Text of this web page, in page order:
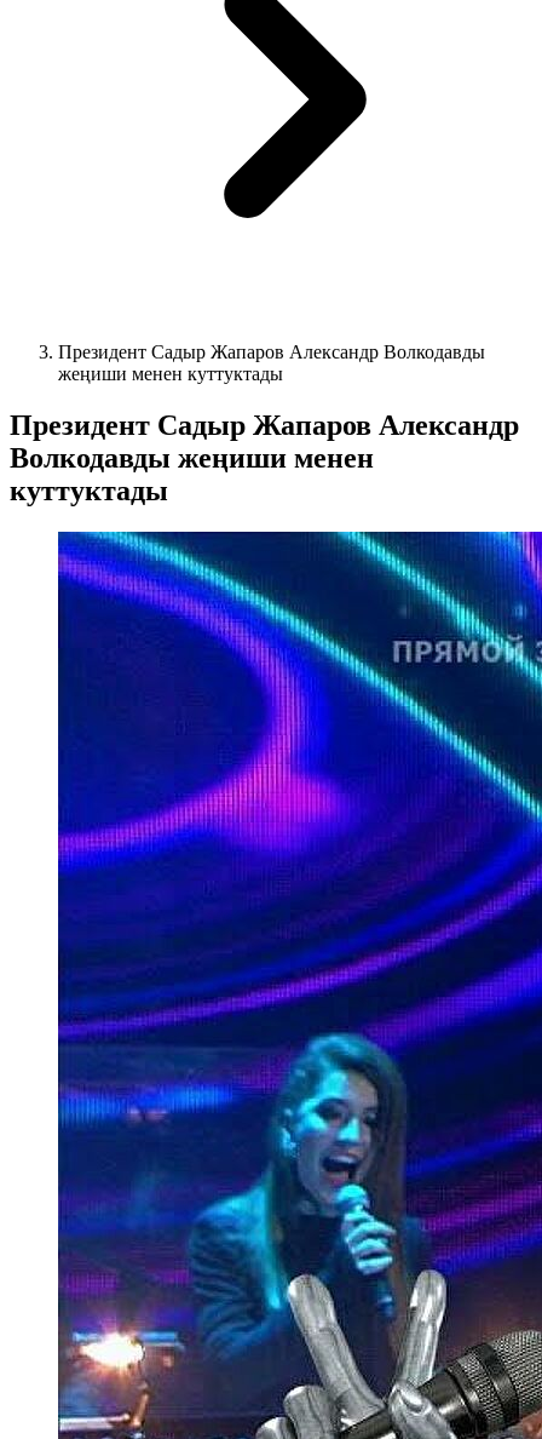
Президент Садыр Жапаров Александр Волкодавды
жеңиши менен куттуктады
Президент Садыр Жапаров Александр
Волкодавды жеңиши менен
куттуктады